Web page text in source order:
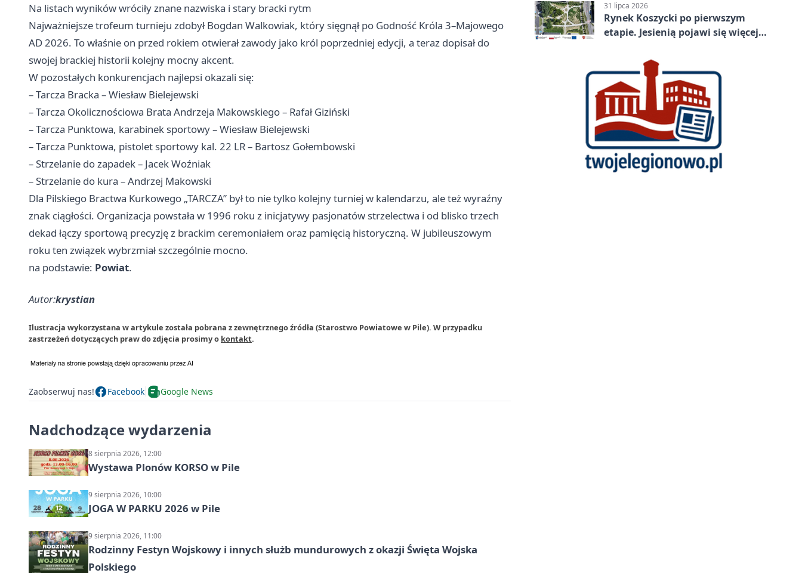
Na listach wyników wróciły znane nazwiska i stary bracki rytm
Najważniejsze trofeum turnieju zdobył Bogdan Walkowiak, który sięgnął po Godność Króla 3–Majowego
AD 2026. To właśnie on przed rokiem otwierał zawody jako król poprzedniej edycji, a teraz dopisał do
swojej brackiej historii kolejny mocny akcent.
W pozostałych konkurencjach najlepsi okazali się:
– Tarcza Bracka – Wiesław Bielejewski
– Tarcza Okolicznościowa Brata Andrzeja Makowskiego – Rafał Giziński
– Tarcza Punktowa, karabinek sportowy – Wiesław Bielejewski
– Tarcza Punktowa, pistolet sportowy kal. 22 LR – Bartosz Gołembowski
– Strzelanie do zapadek – Jacek Woźniak
– Strzelanie do kura – Andrzej Makowski
Dla Pilskiego Bractwa Kurkowego „TARCZA” był to nie tylko kolejny turniej w kalendarzu, ale też wyraźny
znak ciągłości. Organizacja powstała w 1996 roku z inicjatywy pasjonatów strzelectwa i od blisko trzech
dekad łączy sportową precyzję z brackim ceremoniałem oraz pamięcią historyczną. W jubileuszowym
roku ten związek wybrzmiał szczególnie mocno.
na podstawie: Powiat.
Autor:krystian
Ilustracja wykorzystana w artykule została pobrana z zewnętrznego źródła (Starostwo Powiatowe w Pile). W przypadku
zastrzeżeń dotyczących praw do zdjęcia prosimy o kontakt.
Zaobserwuj nas! Facebook Google News
Nadchodzące wydarzenia
8 sierpnia 2026, 12:00
Wystawa Plonów KORSO w Pile
9 sierpnia 2026, 10:00
JOGA W PARKU 2026 w Pile
9 sierpnia 2026, 11:00
Rodzinny Festyn Wojskowy i innych służb mundurowych z okazji Święta Wojska
Polskiego
31 lipca 2026
Rynek Koszycki po pierwszym
etapie. Jesienią pojawi się więcej